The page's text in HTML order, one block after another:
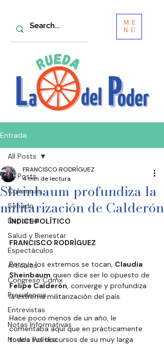
ME
NU
Entrada
All Posts
Columnas
Senado
Deportes
Salud y Bienestar
Espectáculos
Artículos
Congreso Cdmx
Presidencia
Entrevistas
Notas Informativas
Novela Política
All Posts
Sheinbaum profundiza la
militarización de Calderón
FRANCISCO RODRÍGUEZ
4 min de lectura
ÍNDICE POLÍTICO
FRANCISCO RODRÍGUEZ
Porque los extremos se tocan, Claudia
Sheinbaum quien dice ser lo opuesto de
Felipe Calderón, converge y profundiza
la extrema militarización del país.
Hace poco menos de un año, le
comentaba aquí que en prácticamente
todos sus discursos de su muy larga